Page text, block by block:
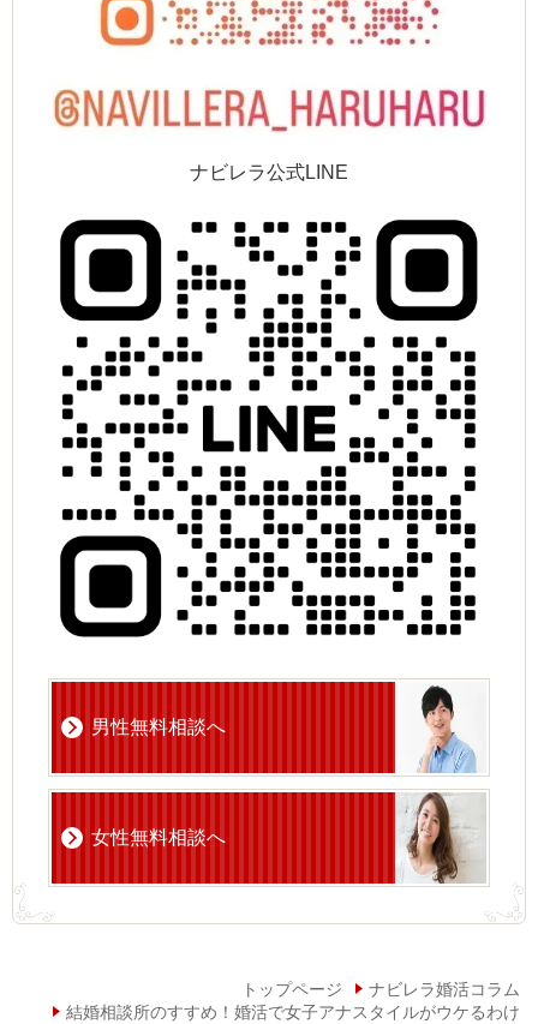
ナビレラ公式LINE
男性無料相談へ
女性無料相談へ
トップページ
ナビレラ婚活コラム
結婚相談所のすすめ！婚活で女子アナスタイルがウケるわけ